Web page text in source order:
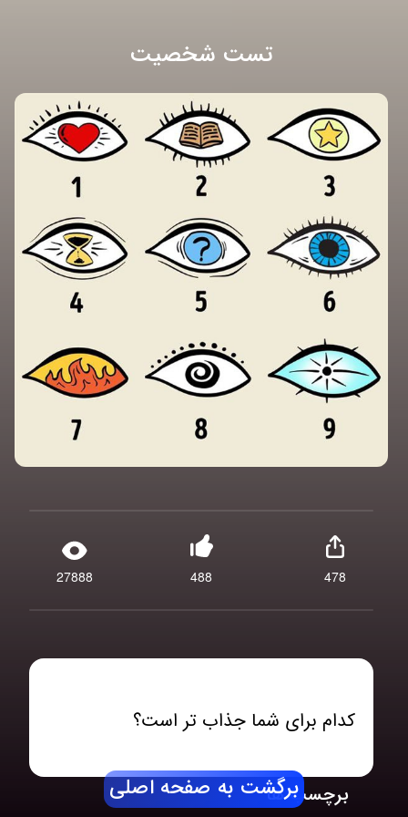
تست شخصیت
27888 488 478
کدام برای شما جذاب تر است؟
برچسب هابرگشت به صفحه اصلی